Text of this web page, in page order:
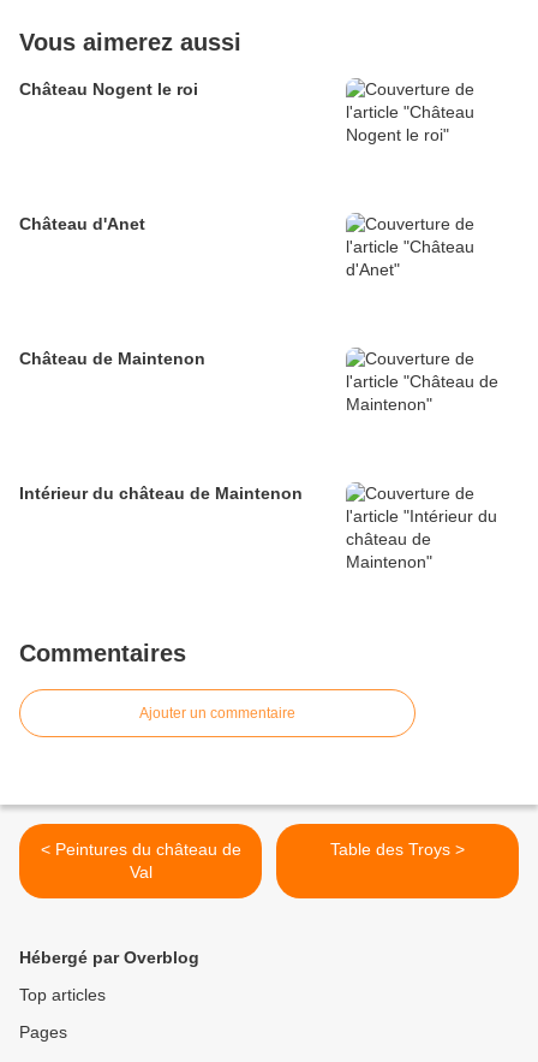
Vous aimerez aussi
Château Nogent le roi
Château d'Anet
Château de Maintenon
Intérieur du château de Maintenon
Commentaires
Ajouter un commentaire
< Peintures du château de
Val
Table des Troys >
Hébergé par Overblog
Top articles
Pages